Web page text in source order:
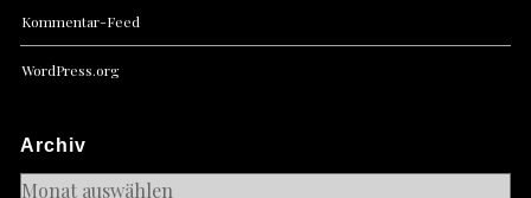
Kommentar-Feed
WordPress.org
Archiv
Archiv